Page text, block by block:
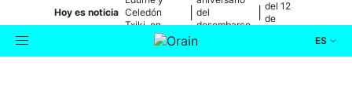
Hoy es noticia Celedón
Txiki, en
directo
del
desembarco
de Elkano
del 12
de
ES